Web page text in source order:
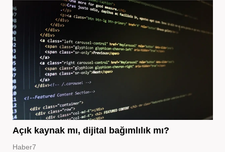
Açık kaynak mı, dijital bağımlılık mı?
Haber7